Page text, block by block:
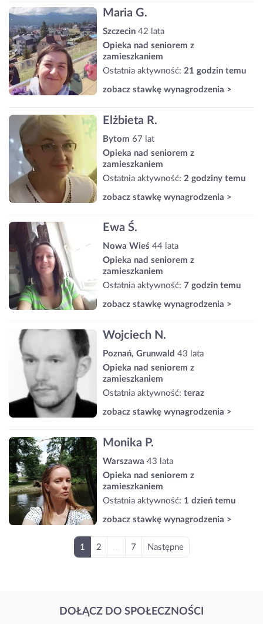
Maria G.
Szczecin 42 lata
Opieka nad seniorem z
zamieszkaniem
Ostatnia aktywność: 21 godzin temu
zobacz stawkę wynagrodzenia >
Elżbieta R.
Bytom 67 lat
Opieka nad seniorem z
zamieszkaniem
Ostatnia aktywność: 2 godziny temu
zobacz stawkę wynagrodzenia >
Ewa Ś.
Nowa Wieś 44 lata
Opieka nad seniorem z
zamieszkaniem
Ostatnia aktywność: 7 godzin temu
zobacz stawkę wynagrodzenia >
Wojciech N.
Poznań, Grunwald 43 lata
Opieka nad seniorem z
zamieszkaniem
Ostatnia aktywność: teraz
zobacz stawkę wynagrodzenia >
Monika P.
Warszawa 43 lata
Opieka nad seniorem z
zamieszkaniem
Ostatnia aktywność: 1 dzień temu
zobacz stawkę wynagrodzenia >
1 2 7 Następne
DOŁĄCZ DO SPOŁECZNOŚCI